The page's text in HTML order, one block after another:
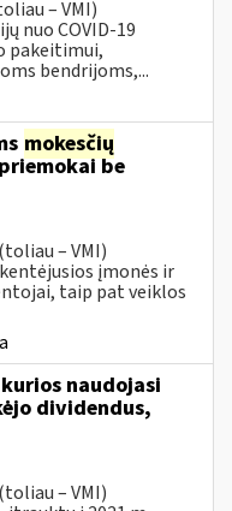
– VMI)
nuo COVID-19
pakeitimui,
bendrijoms,...
mokesčių
be
– VMI)
įmonės ir
taip pat veiklos
naudojasi
dividendus,
– VMI)